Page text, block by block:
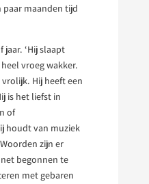
paar maanden tijd
jaar. ‘Hij slaapt
vroeg wakker.
Hij heeft een
is het liefst in
of
houdt van muziek
zijn er
begonnen te
met gebaren